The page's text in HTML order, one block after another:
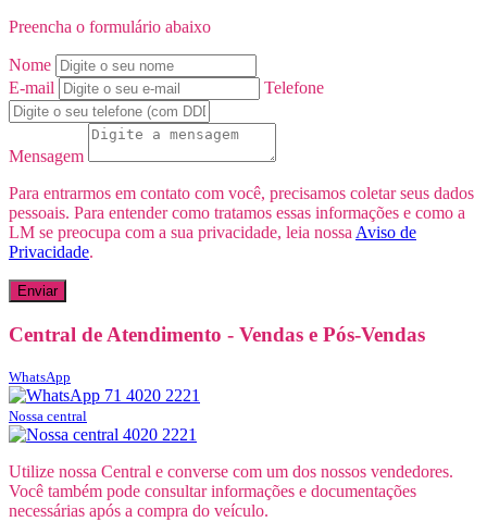
Preencha o formulário abaixo
Nome
E-mail
Telefone
Mensagem
Para entrarmos em contato com você, precisamos coletar seus dados
pessoais. Para entender como tratamos essas informações e como a
LM se preocupa com a sua privacidade, leia nossa Aviso de
Privacidade.
Central de Atendimento - Vendas e Pós-Vendas
WhatsApp
71 4020 2221
Nossa central
4020 2221
Utilize nossa Central e converse com um dos nossos vendedores.
Você também pode consultar informações e documentações
necessárias após a compra do veículo.